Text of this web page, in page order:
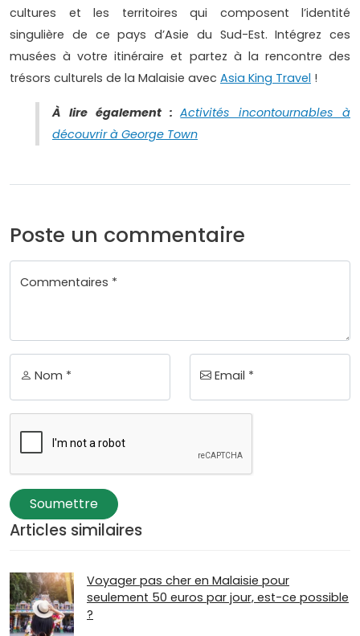
cultures et les territoires qui composent l’identité
singulière de ce pays d’Asie du Sud-Est. Intégrez ces
musées à votre itinéraire et partez à la rencontre des
trésors culturels de la Malaisie avec Asia King Travel !
À lire également :Activités incontournables à
découvrir à George Town
Poste un commentaire
Commentaires *
Nom * Email *
Soumettre
Articles similaires
Voyager pas cher en Malaisie pour
seulement 50 euros par jour, est-ce possible
?